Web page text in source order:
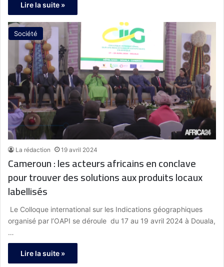
Lire la suite »
Société
La rédaction 19 avril 2024
Cameroun : les acteurs africains en conclave
pour trouver des solutions aux produits locaux
labellisés
Le Colloque international sur les Indications géographiques
organisé par l’OAPI se déroule du 17 au 19 avril 2024 à Douala,
…
Lire la suite »